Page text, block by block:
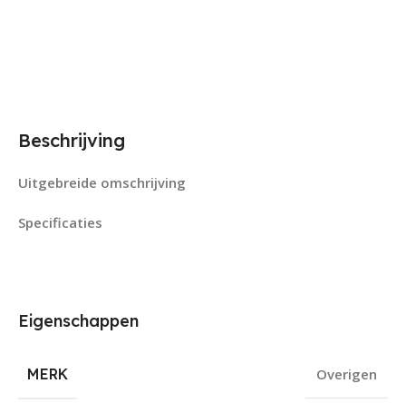
Beschrijving
Uitgebreide omschrijving
Specificaties
Eigenschappen
MERK Overigen